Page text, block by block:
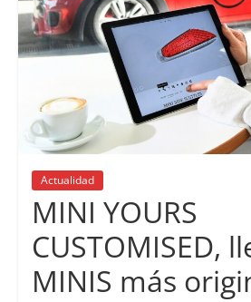
Actualidad
MINI YOURS
CUSTOMISED,
MINIS más